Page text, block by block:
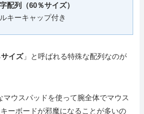
配列（60％サイズ）
キーキャップ付き
イズ」と呼ばれる特殊な配列なのが
マウスパッドを使って腕全体でマウス
ーボードが邪魔になることが多いの